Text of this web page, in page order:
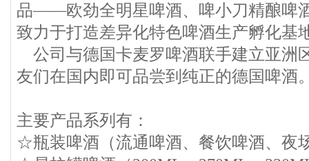
品——欧劲全明星啤酒、啤小刀精酿啤
致力于打造差异化特色啤酒生产孵化基
公司与德国卡麦罗啤酒联手建立亚洲
友们在国内即可品尝到纯正的德国啤酒
主要产品系列有：
☆瓶装啤酒（流通啤酒、餐饮啤酒、夜